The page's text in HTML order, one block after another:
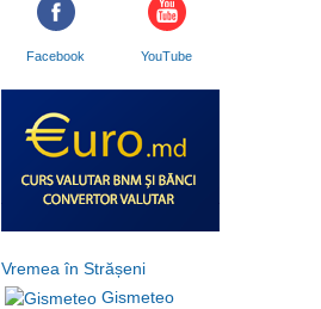
Facebook YouTube
Vremea în Strășeni
Gismeteo